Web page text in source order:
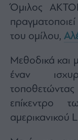
Όμιλος
του ομίλου,
Μεθοδικά και
έναν
επίκεντρο
αμερικανικού